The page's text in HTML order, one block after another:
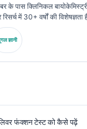
के पास क्लिनिकल
रिसर्च में 30+ वर्षों की
केमिस्ट्री के पूर्व अध्यक्ष रहे हैं। वे
मानकीकरण और एआई-
रखते हैं।.
ज्ञानी
फंक्शन टेस्ट को कैसे पढ़ें